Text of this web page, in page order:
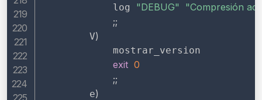
            log
"DEBUG"
"Compresión
;;
        V
)
            mostrar_version
exit 0
;;
        e
)